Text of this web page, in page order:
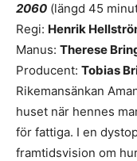
2060 (längd 45
Regi: Henrik
Manus: Therese
Producent: Tobias
Rikemansänkan
huset när hennes
för fattiga. I en
framtidsvision om